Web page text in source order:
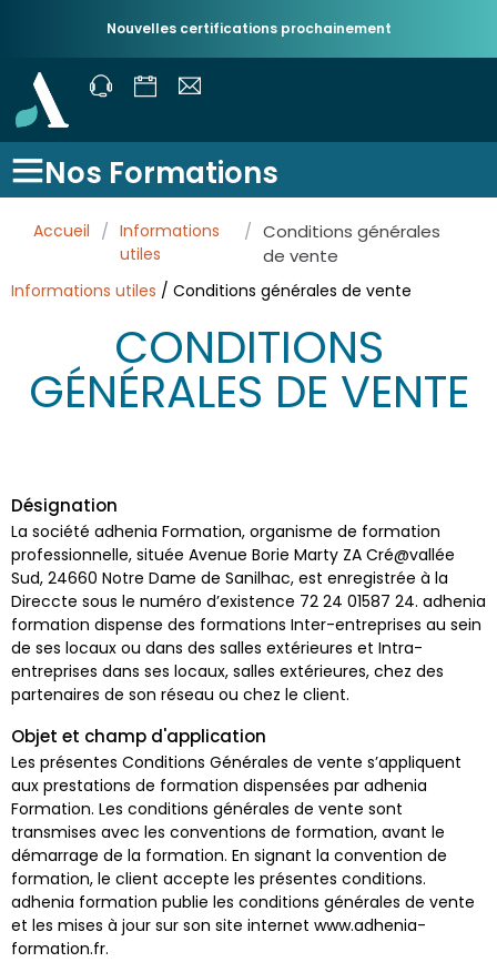
Nouvelles certifications prochainement
Nos Formations
Accueil / Informations
utiles
/ Conditions générales
de vente
Informations utiles / Conditions générales de vente
CONDITIONS
GÉNÉRALES DE VENTE
Désignation
La société adhenia Formation, organisme de formation
professionnelle, située Avenue Borie Marty ZA Cré@vallée
Sud, 24660 Notre Dame de Sanilhac, est enregistrée à la
Direccte sous le numéro d’existence 72 24 01587 24. adhenia
formation dispense des formations Inter-entreprises au sein
de ses locaux ou dans des salles extérieures et Intra-
entreprises dans ses locaux, salles extérieures, chez des
partenaires de son réseau ou chez le client.
Objet et champ d'application
Les présentes Conditions Générales de vente s’appliquent
aux prestations de formation dispensées par adhenia
Formation. Les conditions générales de vente sont
transmises avec les conventions de formation, avant le
démarrage de la formation. En signant la convention de
formation, le client accepte les présentes conditions.
adhenia formation publie les conditions générales de vente
et les mises à jour sur son site internet www.adhenia-
formation.fr.